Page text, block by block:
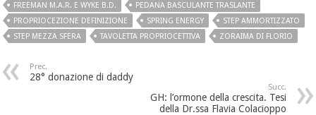
FREEMAN M.A.R. E WYKE B.D.
PEDANA BASCULANTE TRASLANTE
PROPRIOCEZIONE DEFINIZIONE
SPRING ENERGY
STEP AMMORTIZZATO
STEP MEZZA SFERA
TAVOLETTA PROPRIOCETTIVA ZORAIMA DI FLORIO
Prec.
28° donazione di daddy
Succ.
GH: l’ormone della crescita. Tesi
della Dr.ssa Flavia Colacioppo